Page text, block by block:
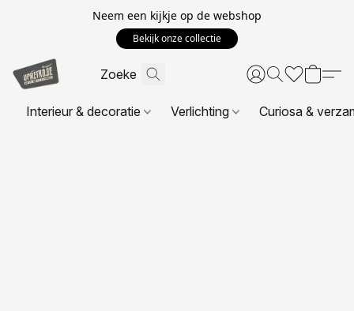
Neem een kijkje op de webshop
Bekijk onze collectie
Interieur & decoratie Verlichting Curiosa &